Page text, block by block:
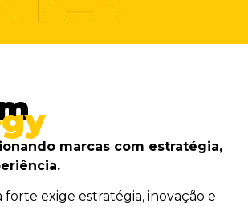
marcas com estratégia,
forte exige estratégia, inovação e